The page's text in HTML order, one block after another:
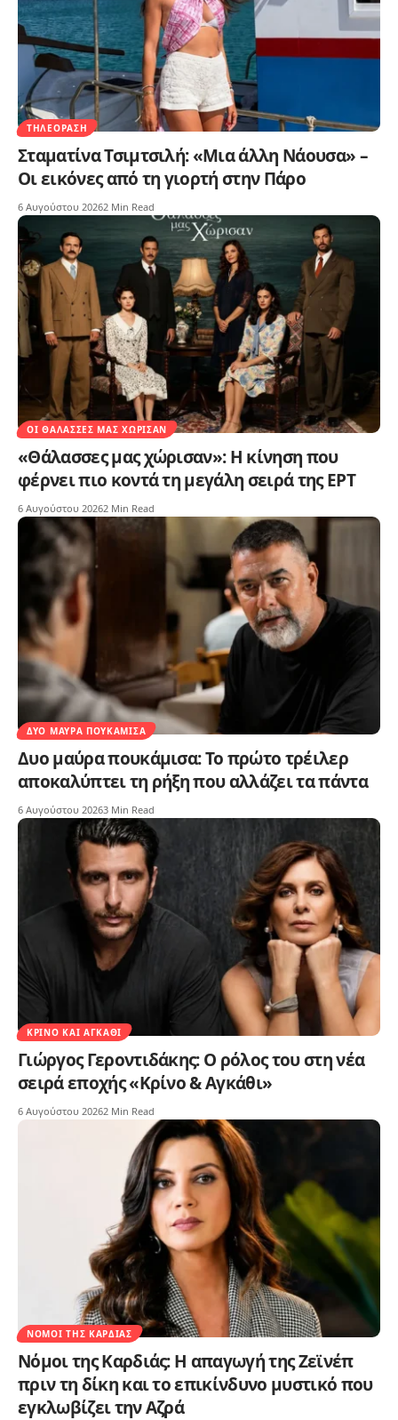
ΤΗΛΕΌΡΑΣΗ
Σταματίνα Τσιμτσιλή: «Μια άλλη Νάουσα» –
Οι εικόνες από τη γιορτή στην Πάρο
6 Αυγούστου 20262 Min Read
ΟΙ ΘΆΛΑΣΣΕΣ ΜΑΣ ΧΏΡΙΣΑΝ
«Θάλασσες μας χώρισαν»: Η κίνηση που
φέρνει πιο κοντά τη μεγάλη σειρά της ΕΡΤ
6 Αυγούστου 20262 Min Read
ΔΥΟ ΜΑΎΡΑ ΠΟΥΚΆΜΙΣΑ
Δυο μαύρα πουκάμισα: Το πρώτο τρέιλερ
αποκαλύπτει τη ρήξη που αλλάζει τα πάντα
6 Αυγούστου 20263 Min Read
ΚΡΊΝΟ ΚΑΙ ΑΓΚΆΘΙ
Γιώργος Γεροντιδάκης: Ο ρόλος του στη νέα
σειρά εποχής «Κρίνο & Αγκάθι»
6 Αυγούστου 20262 Min Read
ΝΌΜΟΙ ΤΗΣ ΚΑΡΔΙΆΣ
Νόμοι της Καρδιάς: Η απαγωγή της Ζεϊνέπ
πριν τη δίκη και το επικίνδυνο μυστικό που
εγκλωβίζει την Αζρά